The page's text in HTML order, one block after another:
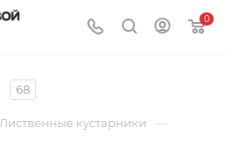
0
68
Лиственные кустарники —